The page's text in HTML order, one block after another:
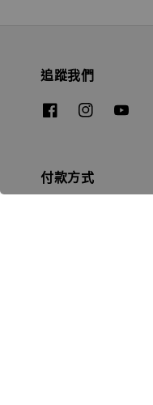
追蹤我們
付款方式